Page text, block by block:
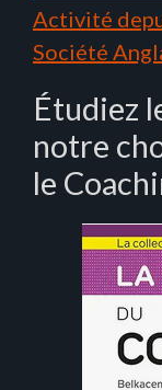
Activité
Société
Étudiez
notre
le